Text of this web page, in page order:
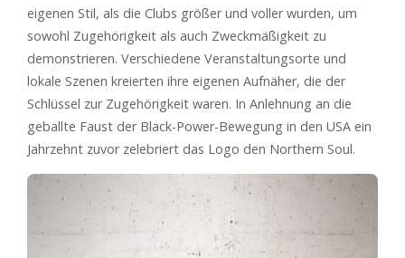
eigenen Stil, als die Clubs größer und voller wurden, um
sowohl Zugehörigkeit als auch Zweckmäßigkeit zu
demonstrieren. Verschiedene Veranstaltungsorte und
lokale Szenen kreierten ihre eigenen Aufnäher, die der
Schlüssel zur Zugehörigkeit waren. In Anlehnung an die
geballte Faust der Black-Power-Bewegung in den USA ein
Jahrzehnt zuvor zelebriert das Logo den Northern Soul.